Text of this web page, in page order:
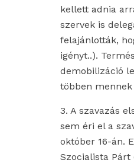
kellett adnia
szervek is
felajánlották,
igényt..).
demobilizáció
többen mennek
3. A szavazás
sem éri el a
október 16-án.
Szocialista Párt